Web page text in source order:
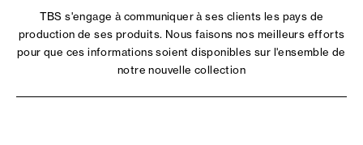
TBS s'engage à communiquer à ses clients les pays de
production de ses produits. Nous faisons nos meilleurs efforts
pour que ces informations soient disponibles sur l'ensemble de
notre nouvelle collection